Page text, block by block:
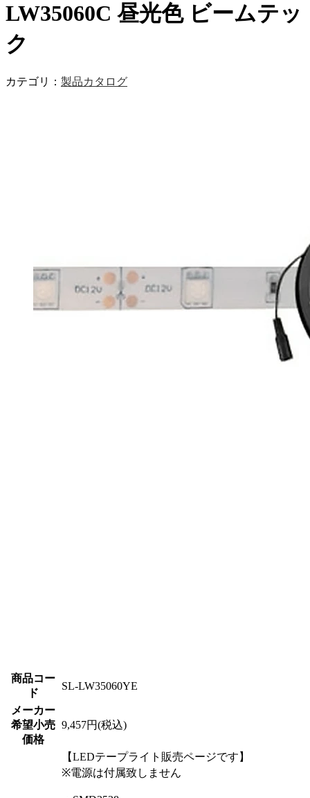
LW35060C 昼光色 ビームテッ
ク
カテゴリ： 製品カタログ
商品コー
ド
SL-LW35060YE
メーカー
希望小売
価格
9,457円(税込)
【LEDテープライト販売ページです】
※電源は付属致しません